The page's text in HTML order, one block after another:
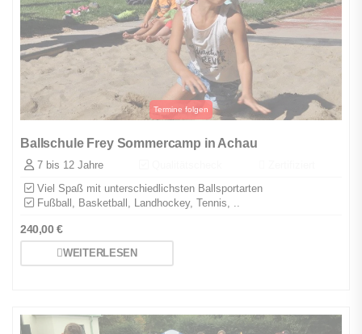
Ballschule Frey Sommercamp in Achau
7 bis 12 Jahre
Viel Spaß mit unterschiedlichsten Ballsportarten
Fußball, Basketball, Landhockey, Tennis, ..
240,00€
WEITERLESEN